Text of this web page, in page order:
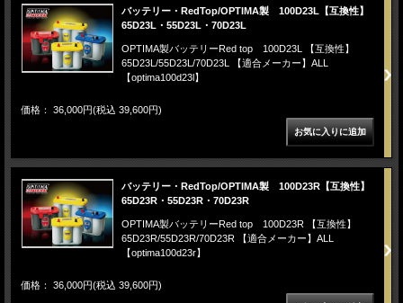
バッテリー・RedTop/OPTIMA製 100D23L【互換性】
65D23L・55D23L・70D23L
OPTIMA製バッテリーRed top 100D23L 【互換性】
65D23L/55D23L/70D23L 【適合メーカー】ALL
【optima100d23l】
価格： 36,000円(税込 39,600円)
バッテリー・RedTop/OPTIMA製 100D23R【互換性】
65D23R・55D23R・70D23R
OPTIMA製バッテリーRed top 100D23R 【互換性】
65D23R/55D23R/70D23R 【適合メーカー】ALL
【optima100d23r】
価格： 36,000円(税込 39,600円)